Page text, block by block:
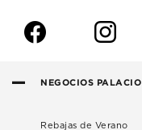
f i
NEGOCIOS PALACIO
Rebajas de Verano